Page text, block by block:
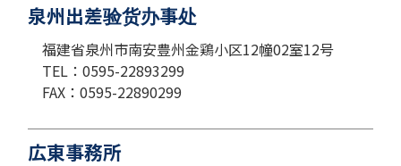
泉州出差验货办事处
福建省泉州市南安豊州金鶏小区12幢02室12号
TEL：0595-22893299
FAX：0595-22890299
広東事務所